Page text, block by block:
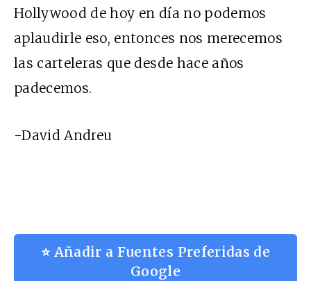
Hollywood de hoy en día no podemos
aplaudirle eso, entonces nos merecemos
las carteleras que desde hace años
padecemos.
-David Andreu
⭐ Añadir a Fuentes Preferidas de
Google